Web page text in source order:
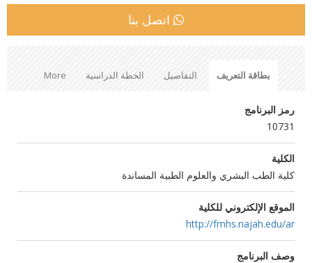
اتصل بنا
بطاقة التعريف التفاصيل الخطة الدراسية More
رمز البرنامج
10731
الكلية
كلية الطب البشري والعلوم الطبية المساندة
الموقع الإلكتروني للكلية
http://fmhs.najah.edu/ar
وصف البرنامج